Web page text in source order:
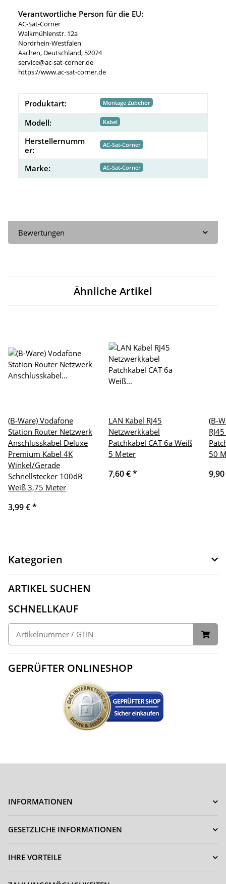
Verantwortliche Person für die EU:
AC-Sat-Corner
Walkmühlenstr. 12a
Nordrhein-Westfalen
Aachen, Deutschland, 52074
service@ac-sat-corner.de
https://www.ac-sat-corner.de
Produktart: Montage Zubehör
Modell: Kabel
Herstellernumm
er:
AC-Sat-Corner
Marke: AC-Sat-Corner
Bewertungen
Ähnliche Artikel
(B-Ware) Vodafone
Station Router Netzwerk
Anschlusskabel Deluxe
Premium Kabel 4K
Winkel/Gerade
Schnellstecker 100dB
Weiß 3,75 Meter
3,99 €*
LAN Kabel RJ45
Netzwerkkabel
Patchkabel CAT 6a Weiß
5 Meter
7,60 €*
(B-
50
Kategorien
ARTIKEL SUCHEN
SCHNELLKAUF
GEPRÜFTER ONLINESHOP
INFORMATIONEN
GESETZLICHE INFORMATIONEN
IHRE VORTEILE